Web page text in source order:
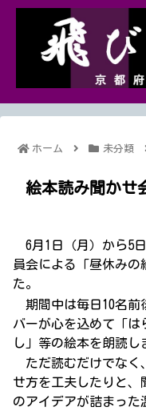
ホーム 未分類
絵本読み聞かせ
6月1日（月）から5
員会による「昼休みの
た。
期間中は毎日10名前
バーが心を込めて「は
し」等の絵本を朗読し
ただ読むだけでなく
せ方を工夫したりと、
のアイデアが詰まった